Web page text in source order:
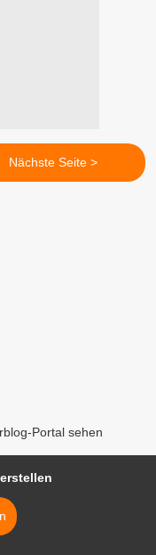
Nächste Seite >
Portal sehen